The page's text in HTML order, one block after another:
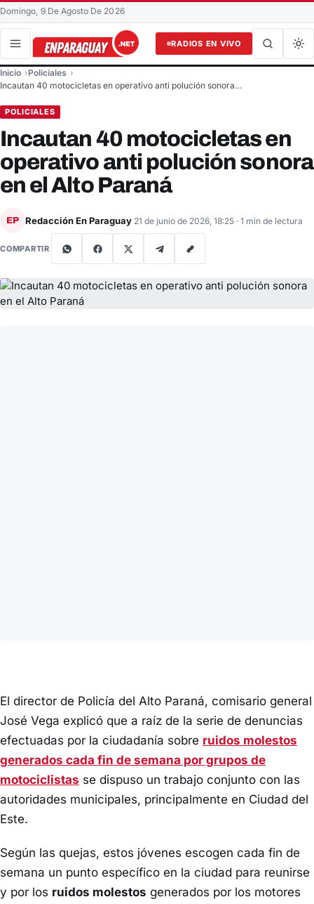
Domingo, 9 De Agosto De 2026
RADIOS EN VIVO
Buscar en el sitio
Inicio
Policiales
Incautan 40 motocicletas en operativo anti polución sonora…
POLICIALES
Incautan 40 motocicletas en
operativo anti polución sonora
en el Alto Paraná
EP Redacción En Paraguay 21 de junio de 2026, 18:25 · 1 min de lectura
COMPARTIR
El director de Policía del Alto Paraná, comisario general
José Vega explicó que a raíz de la serie de denuncias
efectuadas por la ciudadanía sobre ruidos molestos
generados cada fin de semana por grupos de
motociclistas se dispuso un trabajo conjunto con las
autoridades municipales, principalmente en Ciudad del
Este.
Según las quejas, estos jóvenes escogen cada fin de
semana un punto específico en la ciudad para reunirse
y por los ruidos molestos generados por los motores